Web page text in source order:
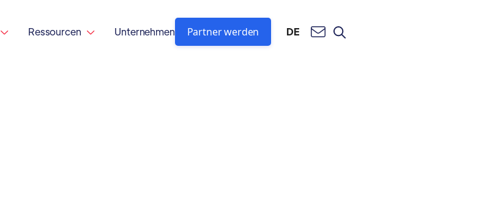
 Ressourcen  Unternehmen Partner werden DE